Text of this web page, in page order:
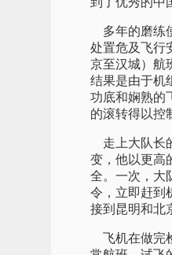
多年的磨练
处置危及飞行
京至汉城）航
结果是由于机
功底和娴熟的
的滚转得以控
走上大队长
变，他以更高
全。一次，大
令，立即赶到
接到昆明和北
飞机在做完